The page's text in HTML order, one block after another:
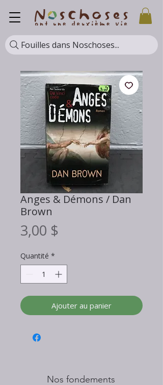
Fouilles dans Noschoses...
Anges & Démons / Dan
Brown
3,00 $
Quantité *
Ajouter au panier
Nos fondements